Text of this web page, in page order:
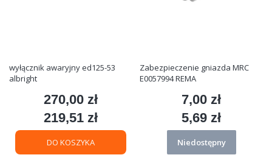
wyłącznik awaryjny ed125-53
albright
Cena
270,00 zł
Cena
219,51 zł
DO KOSZYKA
Zabezpieczenie gniazda MRC
E0057994 REMA
Cena
7,00 zł
Cena
5,69 zł
Niedostępny